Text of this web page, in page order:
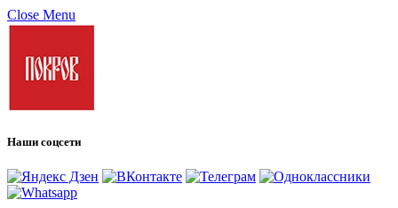
Close Menu
Наши соцсети